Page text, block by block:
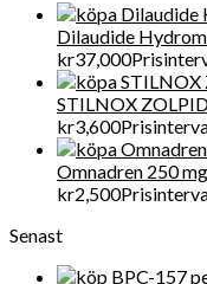
Dilaudide
kr37,000
STILNOX
kr3,600
Omnadren 250
kr2,500
Senast